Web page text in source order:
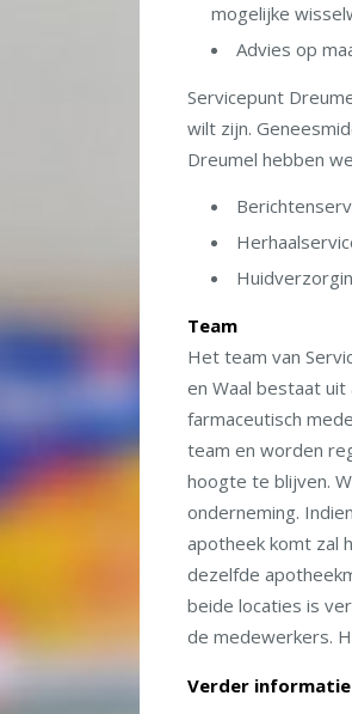
mogelijke
Advies op
Servicepunt
wilt zijn.
Dreumel hebben
Team
Het team van
en Waal bestaat
farmaceutisch
team en worden
hoogte te blijven.
onderneming.
apotheek komt zal
dezelfde
beide locaties is
de medewerkers.
Verder informatie